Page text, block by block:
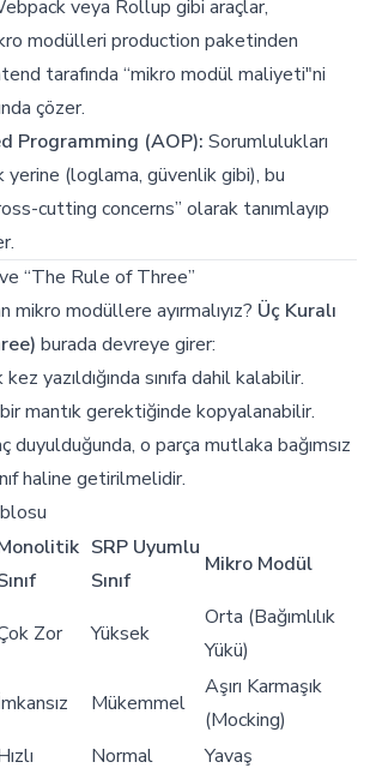
veya Rollup gibi araçlar,
modülleri production paketinden
tarafında “mikro modül maliyeti"ni
çözer.
Programming (AOP): Sorumlulukları
yerine (loglama, güvenlik gibi), bu
cutting concerns” olarak tanımlayıp
“The Rule of Three”
mikro modüllere ayırmalıyız? Üç Kuralı
burada devreye girer:
yazıldığında sınıfa dahil kalabilir.
mantık gerektiğinde kopyalanabilir.
duyulduğunda, o parça mutlaka bağımsız
haline getirilmelidir.
SRP Uyumlu
Sınıf
Mikro Modül
Zor Yüksek
Orta (Bağımlılık
Yükü)
Mükemmel
Aşırı Karmaşık
(Mocking)
Normal
Yavaş